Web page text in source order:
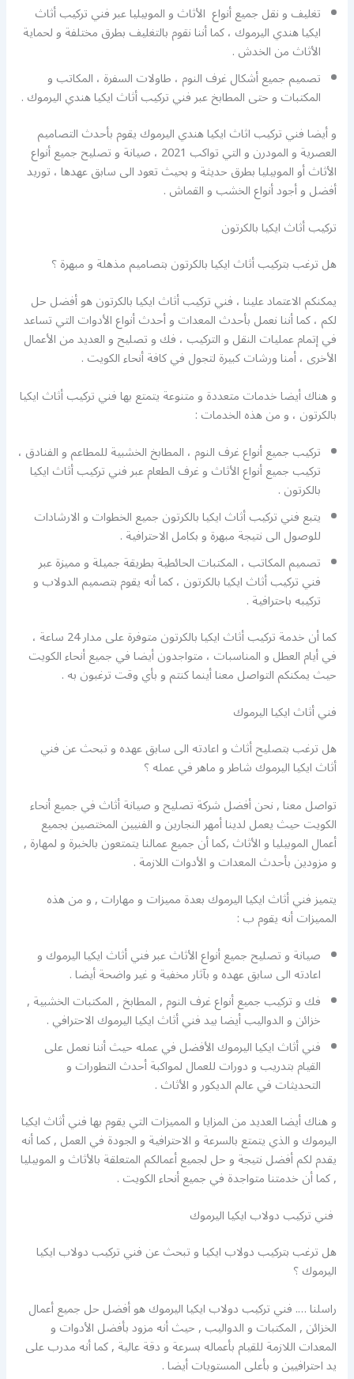
تغليف و نقل جميع أنواع الأثاث و الموبيليا عبر فني تركيب أثاث
ايكيا هندي اليرموك ، كما أننا نقوم بالتغليف بطرق مختلفة و لحماية
الأثاث من الخدش .
تصميم جميع أشكال غرف النوم ، طاولات السفرة ، المكاتب و
المكتبات و حتى المطابخ عبر فني تركيب أثاث ايكيا هندي اليرموك .
و أيضا فني تركيب اثاث ايكيا هندي اليرموك يقوم بأحدث التصاميم
العصرية و المودرن و التي تواكب 2021 ، صيانة و تصليح جميع أنواع
الأثاث أو الموبيليا بطرق حديثة و بحيث تعود الى سابق عهدها ، توريد
أفضل و أجود أنواع الخشب و القماش .
تركيب أثاث ايكيا بالكرتون
هل ترغب بتركيب أثاث ايكيا بالكرتون بتصاميم مذهلة و مبهرة ؟
يمكنكم الاعتماد علينا ، فني تركيب أثاث ايكيا بالكرتون هو أفضل حل
لكم ، كما أننا نعمل بأحدث المعدات و أحدث أنواع الأدوات التي تساعد
في إتمام عمليات النقل و التركيب ، فك و تصليح و العديد من الأعمال
الأخرى ، أمنا ورشات كبيرة لتجول في كافة أنحاء الكويت .
و هناك أيضا خدمات متعددة و متنوعة يتمتع بها فني تركيب أثاث ايكيا
بالكرتون ، و من هذه الخدمات :
تركيب جميع أنواع غرف النوم ، المطابخ الخشبية للمطاعم و الفنادق ،
تركيب جميع أنواع الأثاث و غرف الطعام عبر فني تركيب أثاث ايكيا
بالكرتون .
يتبع فني تركيب أثاث ايكيا بالكرتون جميع الخطوات و الارشادات
للوصول الى نتيجة مبهرة و بكامل الاحترافية .
تصميم المكاتب ، المكتبات الحائطية بطريقة جميلة و مميزة عبر
فني تركيب أثاث ايكيا بالكرتون ، كما أنه يقوم بتصميم الدولاب و
تركيبه باحترافية .
كما أن خدمة تركيب أثاث ايكيا بالكرتون متوفرة على مدار 24 ساعة ،
في أيام العطل و المناسبات ، متواجدون أيضا في جميع أنحاء الكويت
حيث يمكنكم التواصل معنا أينما كنتم و بأي وقت ترغبون به .
فني أثاث ايكيا اليرموك
هل ترغب بتصليح أثاث و اعادته الى سابق عهده و تبحث عن فني
أثاث ايكيا اليرموك شاطر و ماهر في عمله ؟
تواصل معنا , نحن أفضل شركة تصليح و صيانة أثاث في جميع أنحاء
الكويت حيث يعمل لدينا أمهر النجارين و الفنيين المختصين بجميع
أعمال الموبيليا و الأثاث ,كما أن جميع عمالنا يتمتعون بالخبرة و لمهارة ,
و مزودين بأحدث المعدات و الأدوات اللازمة .
يتميز فني أثاث ايكيا اليرموك بعدة مميزات و مهارات , و من هذه
المميزات أنه يقوم ب :
صيانة و تصليح جميع أنواع الأثاث عبر فني أثاث ايكيا اليرموك و
اعادته الى سابق عهده و بآثار مخفية و غير واضحة أيضا .
فك و تركيب جميع أنواع غرف النوم , المطابخ , المكتبات الخشبية ,
خزائن و الدواليب أيضا بيد فني أثاث ايكيا اليرموك الاحترافي .
فني أثاث ايكيا اليرموك الأفضل في عمله حيث أننا نعمل على
القيام بتدريب و دورات للعمال لمواكبة أحدث التطورات و
التحديثات في عالم الديكور و الأثاث .
و هناك أيضا العديد من المزايا و المميزات التي يقوم بها فني أثاث ايكيا
اليرموك و الذي يتمتع بالسرعة و الاحترافية و الجودة في العمل , كما أنه
يقدم لكم أفضل نتيجة و حل لجميع أعمالكم المتعلقة بالأثاث و الموبيليا
, كما أن خدمتنا متواجدة في جميع أنحاء الكويت .
فني تركيب دولاب ايكيا اليرموك
هل ترغب بتركيب دولاب ايكيا و تبحث عن فني تركيب دولاب ايكيا
اليرموك ؟
راسلنا …. فني تركيب دولاب ايكيا اليرموك هو أفضل حل جميع أعمال
الخزائن , المكتبات و الدواليب , حيث أنه مزود بأفضل الأدوات و
المعدات اللازمة للقيام بأعماله بسرعة و دقة عالية , كما أنه مدرب على
يد احترافيين و بأعلى المستويات أيضا .